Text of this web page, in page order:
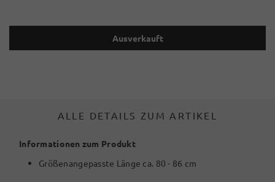
Ausverkauft
ALLE DETAILS ZUM ARTIKEL
Informationen zum Produkt
Größenangepasste Länge ca. 80 - 86 cm